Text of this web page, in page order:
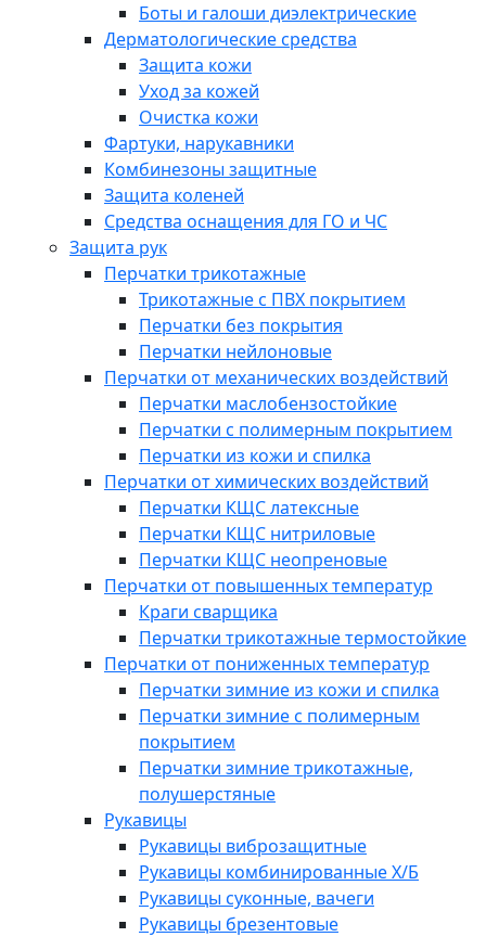
Боты и галоши диэлектрические
Дерматологические средства
Защита кожи
Уход за кожей
Очистка кожи
Фартуки, нарукавники
Комбинезоны защитные
Защита коленей
Средства оснащения для ГО и ЧС
Защита рук
Перчатки трикотажные
Трикотажные с ПВХ покрытием
Перчатки без покрытия
Перчатки нейлоновые
Перчатки от механических воздействий
Перчатки маслобензостойкие
Перчатки с полимерным покрытием
Перчатки из кожи и спилка
Перчатки от химических воздействий
Перчатки КЩС латексные
Перчатки КЩС нитриловые
Перчатки КЩС неопреновые
Перчатки от повышенных температур
Краги сварщика
Перчатки трикотажные термостойкие
Перчатки от пониженных температур
Перчатки зимние из кожи и спилка
Перчатки зимние с полимерным
покрытием
Перчатки зимние трикотажные,
полушерстяные
Рукавицы
Рукавицы виброзащитные
Рукавицы комбинированные Х/Б
Рукавицы суконные, вачеги
Рукавицы брезентовые